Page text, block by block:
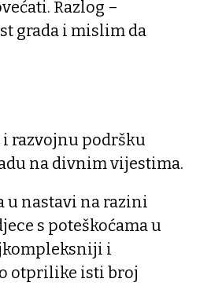
Razlog –
grada i mislim da
i razvojnu podršku
na divnim vijestima.
u nastavi na razini
s poteškoćama u
i
otprilike isti broj